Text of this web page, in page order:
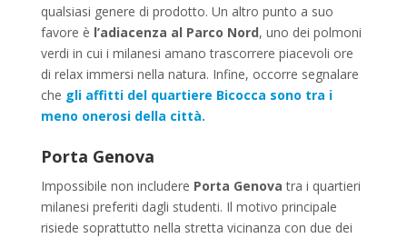
qualsiasi genere di prodotto. Un altro punto a suo
favore è l’adiacenza al Parco Nord, uno dei polmoni
verdi in cui i milanesi amano trascorrere piacevoli ore
di relax immersi nella natura. Infine, occorre segnalare
che gli affitti del quartiere Bicocca sono tra i
meno onerosi della città.
Porta Genova
Impossibile non includere Porta Genova tra i quartieri
milanesi preferiti dagli studenti. Il motivo principale
risiede soprattutto nella stretta vicinanza con due dei